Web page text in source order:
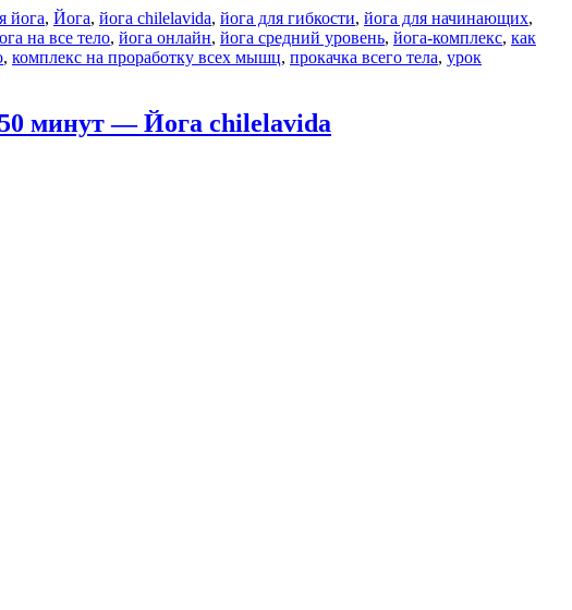
йога, Йога, йога chilelavida, йога для гибкости, йога для начинающих,
на все тело, йога онлайн, йога средний уровень, йога-комплекс, как
, комплекс на проработку всех мышц, прокачка всего тела, урок
— Йога chilelavida